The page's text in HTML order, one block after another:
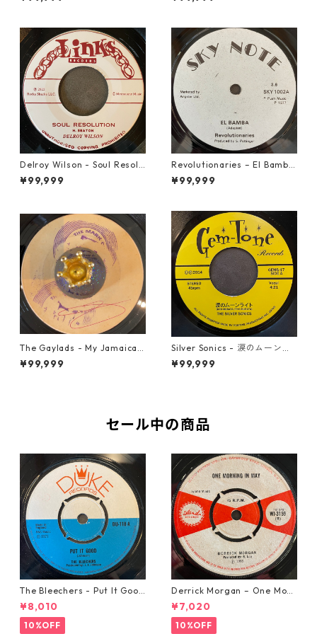
Delroy Wilson - Soul Resolu
tion【7-21935】
¥99,999
Revolutionaries – El Bamba
【7-21855】
¥99,999
The Gaylads - My Jamaican
Girl【7-22009】
¥99,999
Silver Sonics - 涙のムーンラ
イト【7-21915】
¥99,999
セール中の商品
The Bleechers - Put It Good
【7-21637】
¥8,010
10%OFF
Derrick Morgan – One Morn
ing In May【7-21653】
¥7,020
10%OFF